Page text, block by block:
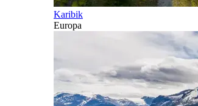
Karibik
Europa